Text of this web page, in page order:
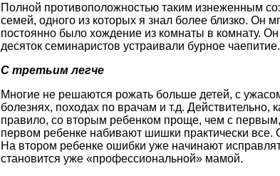
Полной противоположностью таким изнеженным
семей, одного из которых я знал более близко. Он
постоянно было хождение из комнаты в комнату.
десяток семинаристов устраивали бурное чаепитие.
С третьим легче
Многие не решаются рожать больше детей, с
болезнях, походах по врачам и т.д. Действительно,
правило, со вторым ребенком проще, чем с
первом ребенке набивают шишки практически все.
На втором ребенке ошибки уже начинают
становится уже «профессиональной» мамой.